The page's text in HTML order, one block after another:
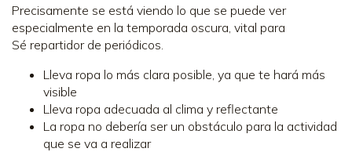
Precisamente se está viendo lo que se puede ver
especialmente en la temporada oscura, vital para
Sé repartidor de periódicos.
Lleva ropa lo más clara posible, ya que te hará más
visible
Lleva ropa adecuada al clima y reflectante
La ropa no debería ser un obstáculo para la actividad
que se va a realizar